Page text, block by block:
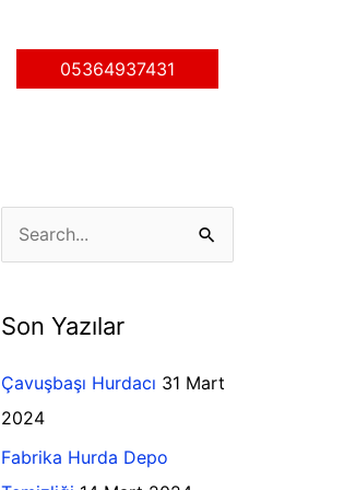
05364937431
c
h
f
o
Son Yazılar
Çavuşbaşı Hurdacı 31 Mart
2024
Fabrika Hurda Depo
a
e
o
i